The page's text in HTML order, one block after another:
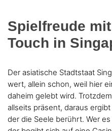
Spielfreude
Touch in
Der asiatische Stadtstaat
wert, allein schon, weil hier
daheim gelebt wird.
allseits präsent, daraus
der die Seele berührt. Wer